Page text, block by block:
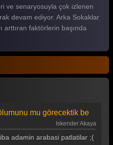
ve senaryosuyla çok izlenen
devam ediyor. Arka Sokaklar
arttıran faktörlerin başında
mu görecektik be
Iskender Akaya
adamin arabasi patlatilar ;(